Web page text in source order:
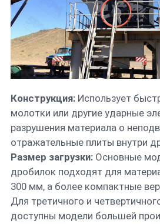
Конструкция:Использует
молотки или другие ударные
разрушения материала о
отражательные плиты внутри
Размер загрузки:Основные
дробилок подходят для
300 мм, а более компактные
Для третичного и
доступны модели большей